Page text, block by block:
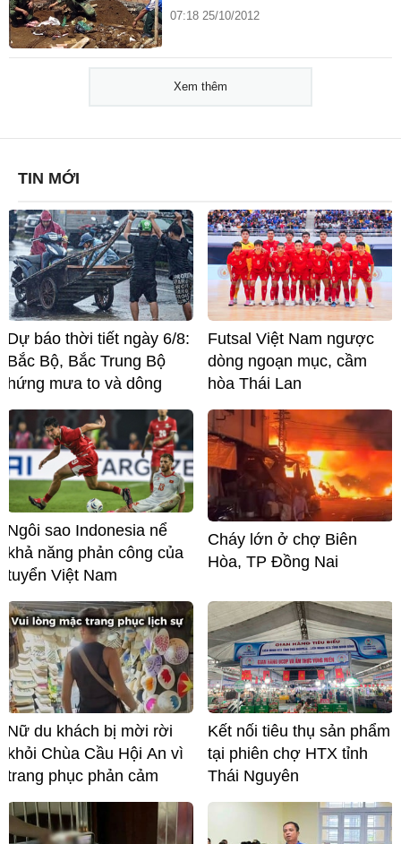
07:18 25/10/2012
Xem thêm
TIN MỚI
Dự báo thời tiết ngày 6/8:
Bắc Bộ, Bắc Trung Bộ
hứng mưa to và dông
Futsal Việt Nam ngược
dòng ngoạn mục, cầm
hòa Thái Lan
Ngôi sao Indonesia nể
khả năng phản công của
tuyển Việt Nam
Cháy lớn ở chợ Biên
Hòa, TP Đồng Nai
Nữ du khách bị mời rời
khỏi Chùa Cầu Hội An vì
trang phục phản cảm
Kết nối tiêu thụ sản phẩm
tại phiên chợ HTX tỉnh
Thái Nguyên